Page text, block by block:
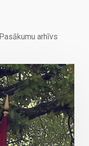
Pasākumu arhīvs